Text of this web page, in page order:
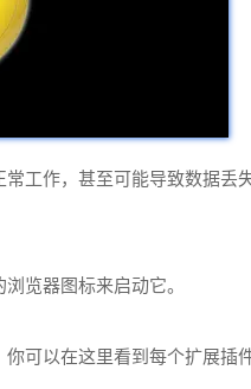
工作，甚至可能导致数据丢
览器图标来启动它。
可以在这里看到每个扩展插